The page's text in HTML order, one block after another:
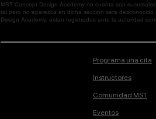
MST Concept Design Academy no cuenta con
tal pero no aparezca en dicha sección será
Design Academy, están registrados ante la autoridad
Programa una cita
Instructores
Comunidad MST
Eventos